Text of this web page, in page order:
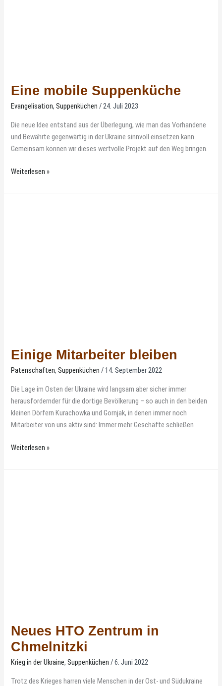
Eine mobile Suppenküche
Evangelisation,Suppenküchen /24. Juli 2023
Die neue Idee entstand aus der Überlegung, wie man das Vorhandene
und Bewährte gegenwärtig in der Ukraine sinnvoll einsetzen kann.
Gemeinsam können wir dieses wertvolle Projekt auf den Weg bringen.
Weiterlesen »
Einige Mitarbeiter bleiben
Patenschaften,Suppenküchen /14. September 2022
Die Lage im Osten der Ukraine wird langsam aber sicher immer
herausfordernder für die dortige Bevölkerung – so auch in den beiden
kleinen Dörfern Kurachowka und Gornjak, in denen immer noch
Mitarbeiter von uns aktiv sind: Immer mehr Geschäfte schließen
Weiterlesen »
Neues HTO Zentrum in
Chmelnitzki
Krieg in der Ukraine,Suppenküchen /6. Juni 2022
Trotz des Krieges harren viele Menschen in der Ost- und Südukraine